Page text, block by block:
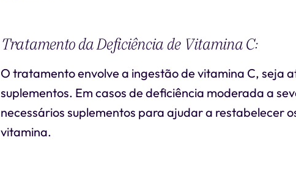
Tratamento da Deficiência de Vitamina C:
O tratamento envolve a ingestão de vitamina C, seja
suplementos. Em casos de deficiência moderada a
necessários suplementos para ajudar a restabelecer
vitamina.